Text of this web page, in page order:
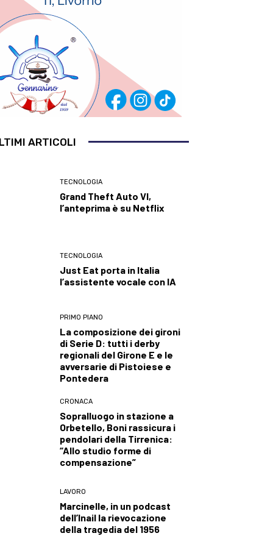
ARTICOLI
TECNOLOGIA
Grand Theft Auto VI,
l’anteprima è su Netflix
TECNOLOGIA
Just Eat porta in Italia
l’assistente vocale con IA
PRIMO PIANO
La composizione dei gironi
di Serie D: tutti i derby
regionali del Girone E e le
avversarie di Pistoiese e
Pontedera
CRONACA
Sopralluogo in stazione a
Orbetello, Boni rassicura i
pendolari della Tirrenica:
“Allo studio forme di
compensazione”
LAVORO
Marcinelle, in un podcast
dell’Inail la rievocazione
della tragedia del 1956